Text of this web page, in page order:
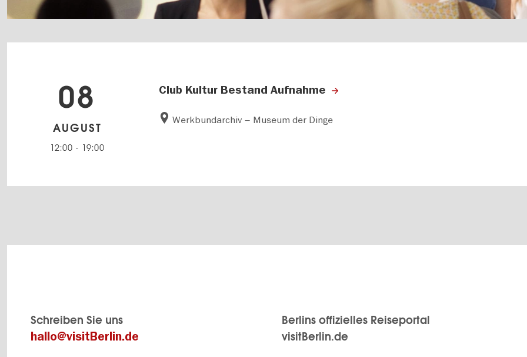
Club Kultur Bestand Aufnahme
Werkbundarchiv – Museum der Dinge
08
AUGUST
12:00 - 19:00
Schreiben Sie uns
hallo@visitBerlin.de
Berlins offizielles Reiseportal
visitBerlin.de